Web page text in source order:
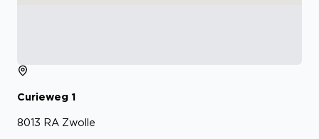
Curieweg 1
8013 RA Zwolle